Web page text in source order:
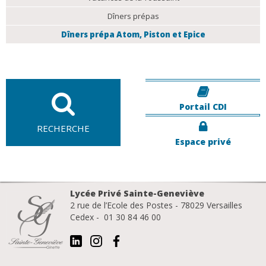
Dîners prépas
Dîners prépa Atom, Piston et Epice
RECHERCHE
Portail CDI
Espace privé
Lycée Privé Sainte-Geneviève
2 rue de l’Ecole des Postes - 78029 Versailles
Cedex - 01 30 84 46 00